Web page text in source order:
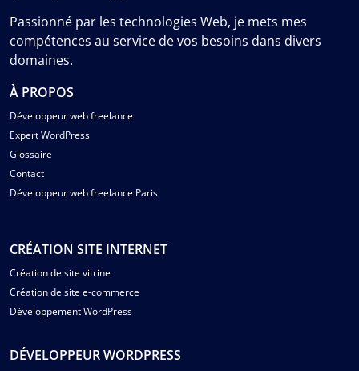
Passionné par les technologies Web, je mets mes
compétences au service de vos besoins dans divers
domaines.
À PROPOS
Développeur web freelance
Expert WordPress
Glossaire
Contact
Développeur web freelance Paris
CRÉATION SITE INTERNET
Création de site vitrine
Création de site e-commerce
Développement WordPress
DÉVELOPPEUR WORDPRESS